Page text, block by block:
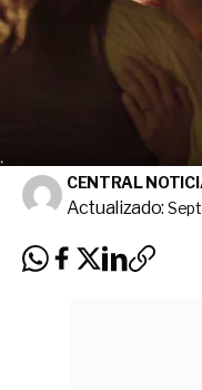
CENTRAL
Actualizado: